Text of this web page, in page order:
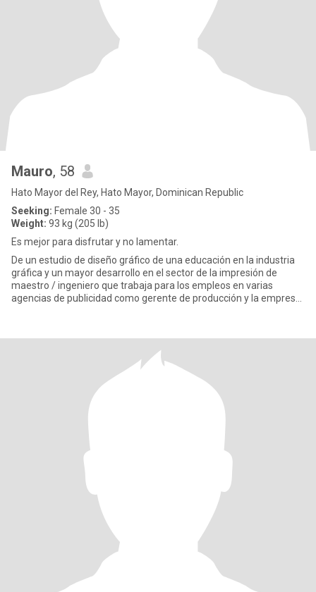
Mauro, 58
Hato Mayor del Rey, Hato Mayor, Dominican Republic
Seeking: Female 30 - 35
Weight: 93 kg (205 lb)
Es mejor para disfrutar y no lamentar.
De un estudio de diseño gráfico de una educación en la industria
gráfica y un mayor desarrollo en el sector de la impresión de
maestro / ingeniero que trabaja para los empleos en varias
agencias de publicidad como gerente de producción y la empresa